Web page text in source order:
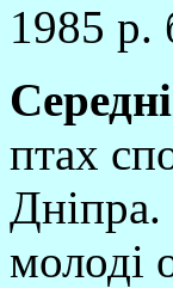
1985 р.
Середнi
птах
Днiпра.
молодi